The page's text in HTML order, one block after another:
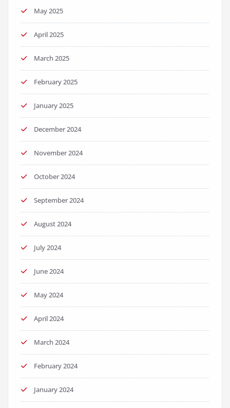
May 2025
April 2025
March 2025
February 2025
January 2025
December 2024
November 2024
October 2024
September 2024
August 2024
July 2024
June 2024
May 2024
April 2024
March 2024
February 2024
January 2024